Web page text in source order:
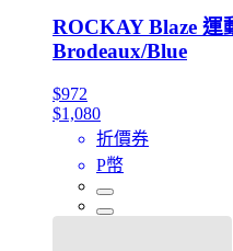
ROCKAY Blaze 運
Brodeaux/Blue
$972
$1,080
折價券
P幣